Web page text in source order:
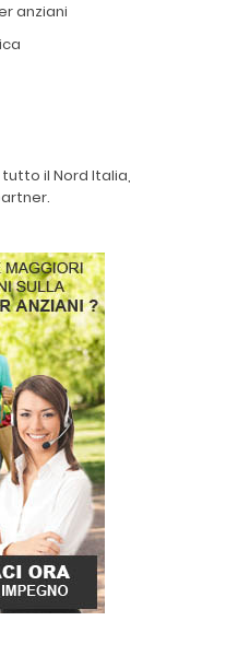
anziani
il Nord Italia,